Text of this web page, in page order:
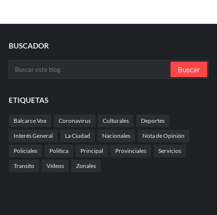
BUSCADOR
ETIQUETAS
Balcarce Vox Coronavirus Culturales Deportes
Interés General La Ciudad Nacionales Nota de Opinión
Policiales Politica Principal Provinciales Servicios
Transito Videos Zonales